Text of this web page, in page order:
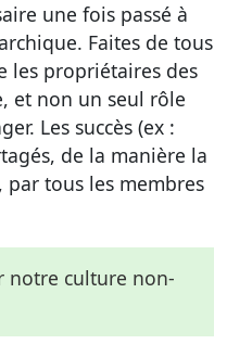
une fois passé à
Faites de tous
les propriétaires des
et non un seul rôle
Les succès (ex :
de la manière la
tous les membres
notre culture non-